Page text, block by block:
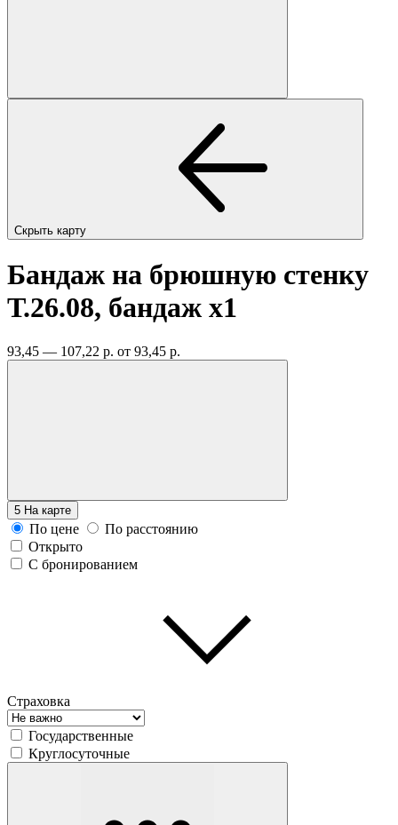
Скрыть карту
Бандаж на брюшную стенку
Т.26.08, бандажx1
93,45 — 107,22 р. от 93,45 р.
5 На карте
По цене
По расстоянию
Открыто
С бронированием
Страховка
Государственные
Круглосуточные